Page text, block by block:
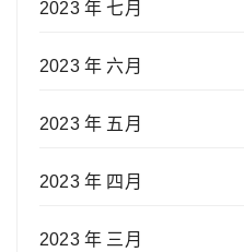
2023 年 七月
2023 年 六月
2023 年 五月
2023 年 四月
2023 年 三月